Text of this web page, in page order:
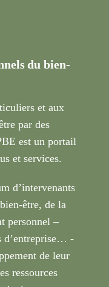
du bien-
et aux
par des
est un portail
et services.
d’intervenants
être, de la
personnel –
d’entreprise… -
de leur
ressources